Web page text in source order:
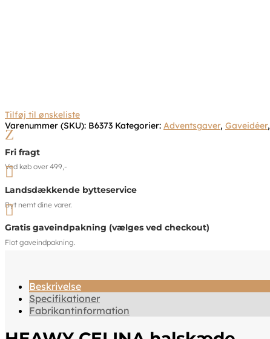
Tilføj til ønskeliste
Varenummer (SKU): B6373 Kategorier: Adventsgaver, Gaveidéer,
Z
Fri fragt
Ved køb over 499,-

Landsdækkende bytteservice
Byt nemt dine varer.

Gratis gaveindpakning (vælges ved checkout)
Flot gaveindpakning.
Beskrivelse
Specifikationer
Fabrikantinformation